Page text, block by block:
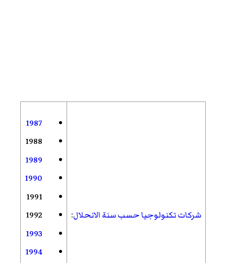
شركات تكنولوجيا حسب سنة الانحلال:
1987
1988
1989
1990
1991
1992
1993
1994